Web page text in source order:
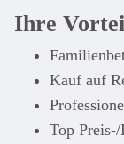
Ihre
Kauf auf
Top